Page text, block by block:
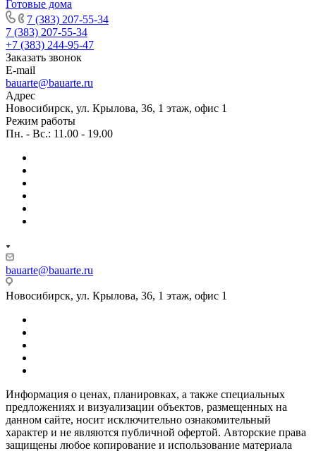
Готовые дома
7 (383) 207-55-34
7 (383) 207-55-34
+7 (383) 244-95-47
Заказать звонок
E-mail
bauarte@bauarte.ru
Адрес
Новосибирск, ул. Крылова, 36, 1 этаж, офис 1
Режим работы
Пн. - Вс.: 11.00 - 19.00
bauarte@bauarte.ru
Новосибирск, ул. Крылова, 36, 1 этаж, офис 1
Информация о ценах, планировках, а также специальных
предложениях и визуализации объектов, размещенных на
данном сайте, носит исключительно ознакомительный
характер и не являются публичной офертой. Авторские права
защищены любое копирование и использование материала